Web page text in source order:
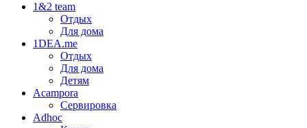
1&2 team
Отдых
Для дома
1DEA.me
Отдых
Для дома
Детям
Acampora
Сервировка
Adhoc